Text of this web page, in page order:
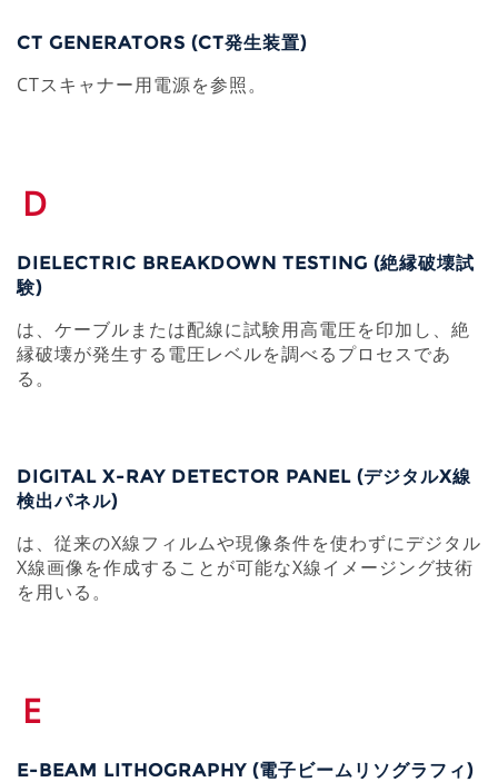
CT GENERATORS (CT発生装置)
CTスキャナー用電源を参照。
D
DIELECTRIC BREAKDOWN TESTING (絶縁破壊試
験)
は、ケーブルまたは配線に試験用高電圧を印加し、絶
縁破壊が発生する電圧レベルを調べるプロセスであ
る。
DIGITAL X-RAY DETECTOR PANEL (デジタルX線
検出パネル)
は、従来のX線フィルムや現像条件を使わずにデジタル
X線画像を作成することが可能なX線イメージング技術
を用いる。
E
E-BEAM LITHOGRAPHY (電子ビームリソグラフィ)